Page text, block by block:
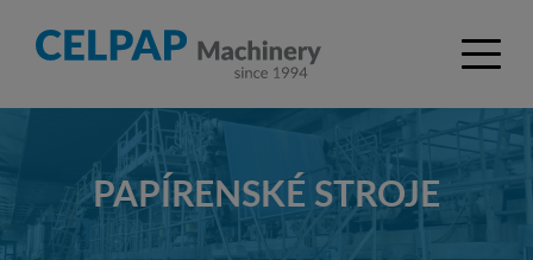
PAPÍRENSKÉ STROJE